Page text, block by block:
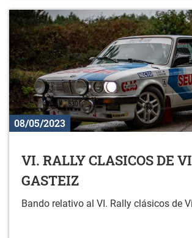
08/05/2023
VI. RALLY CLASICOS DE
GASTEIZ
Bando relativo al VI. Rally clásicos de